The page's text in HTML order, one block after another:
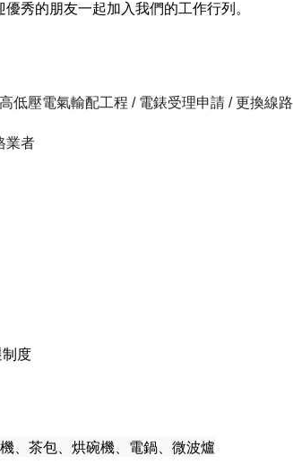
秀的朋友一起加入我們的工作行列。
高低壓電氣輸配工程 / 電錶受理申請 /更換線路
業者
度
、茶包、烘碗機、電鍋、微波爐